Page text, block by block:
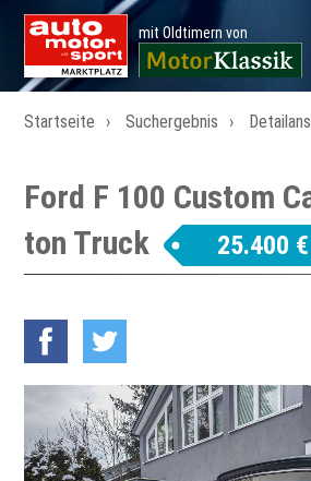
mit Oldtimern von
Startseite Suchergebnis
Ford F 100 Custom
ton Truck
25.400 €